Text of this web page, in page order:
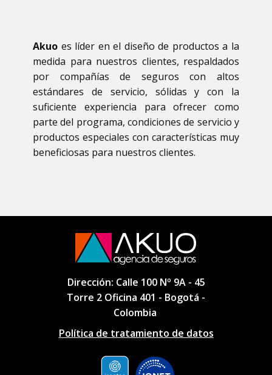
Akuo es líder en el diseño de productos a la
medida para nuestros clientes, respaldados
por compañías de seguros con altos
estándares de servicio, sólidas y con la
suficiente experiencia para ofrecer como
parte del programa, condiciones de servicio y
productos especiales con características muy
beneficiosas para nuestros clientes.
Dirección: Calle 100 Nº 9A - 45
Torre 2 Oficina 401 - Bogotá -
Colombia
Política de tratamiento de datos